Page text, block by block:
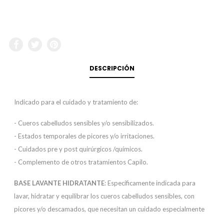
DESCRIPCIÓN
Indicado para el cuidado y tratamiento de:
- Cueros cabelludos sensibles y/o sensibilizados.
- Estados temporales de picores y/o irritaciones.
- Cuidados pre y post quirúrgicos /químicos.
- Complemento de otros tratamientos Capilo.
BASE LAVANTE HIDRATANTE: Específicamente indicada para
lavar, hidratar y equilibrar los cueros cabelludos sensibles, con
picores y/o descamados, que necesitan un cuidado especialmente